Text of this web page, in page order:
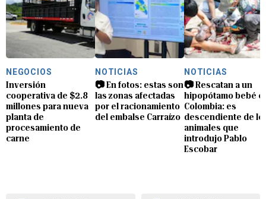
NEGOCIOS
Inversión
cooperativa de $2.8
millones para nueva
planta de
procesamiento de
carne
NOTICIAS
📷 En fotos: estas son
las zonas afectadas
por el racionamiento
del embalse Carraízo
NOTICIAS
📷 Rescatan a un
hipopótamo bebé
Colombia: es
descendiente de
animales que
introdujo Pablo
Escobar